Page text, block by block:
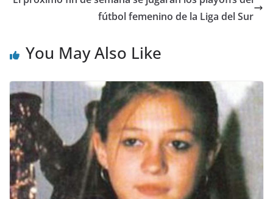
fútbol femenino de la Liga del Sur
You May Also Like